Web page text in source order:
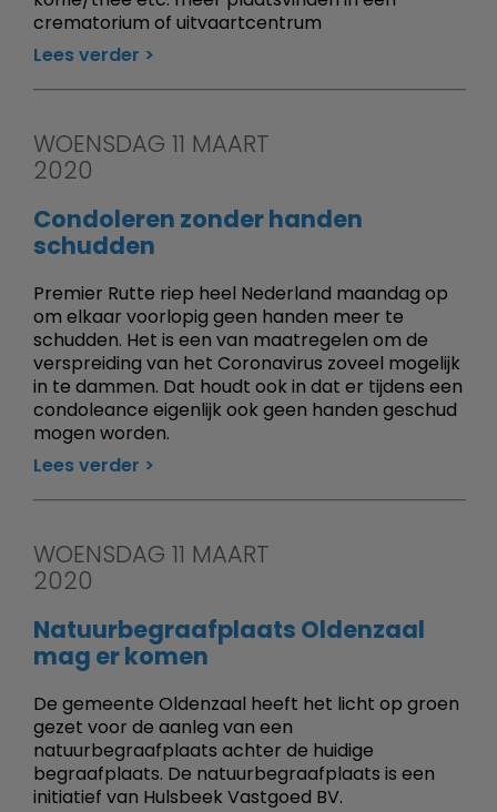
crematorium of uitvaartcentrum
Lees verder
WOENSDAG 11 MAART
2020
Condoleren zonder handen
schudden
Premier Rutte riep heel Nederland maandag op
om elkaar voorlopig geen handen meer te
schudden. Het is een van maatregelen om de
verspreiding van het Coronavirus zoveel mogelijk
in te dammen. Dat houdt ook in dat er tijdens een
condoleance eigenlijk ook geen handen geschud
mogen worden.
Lees verder
WOENSDAG 11 MAART
2020
Natuurbegraafplaats Oldenzaal
mag er komen
De gemeente Oldenzaal heeft het licht op groen
gezet voor de aanleg van een
natuurbegraafplaats achter de huidige
begraafplaats. De natuurbegraafplaats is een
initiatief van Hulsbeek Vastgoed BV.